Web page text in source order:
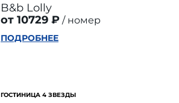
B&b Lolly
от 10729 ₽
номер
ПОДРОБНЕЕ
ГОСТИНИЦА 4 ЗВЕЗДЫ